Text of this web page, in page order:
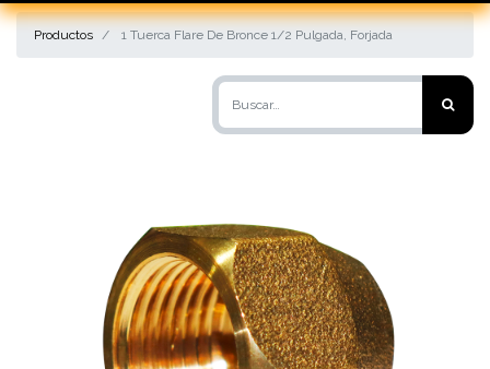
Productos 1 Tuerca Flare De Bronce 1/2 Pulgada, Forjada